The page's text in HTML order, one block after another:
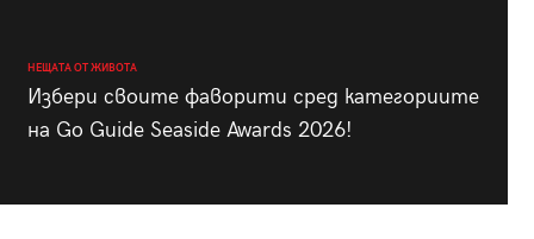
НЕЩАТА ОТ ЖИВОТА
Избери своите фаворити сред категориите
на Go Guide Seaside Awards 2026!